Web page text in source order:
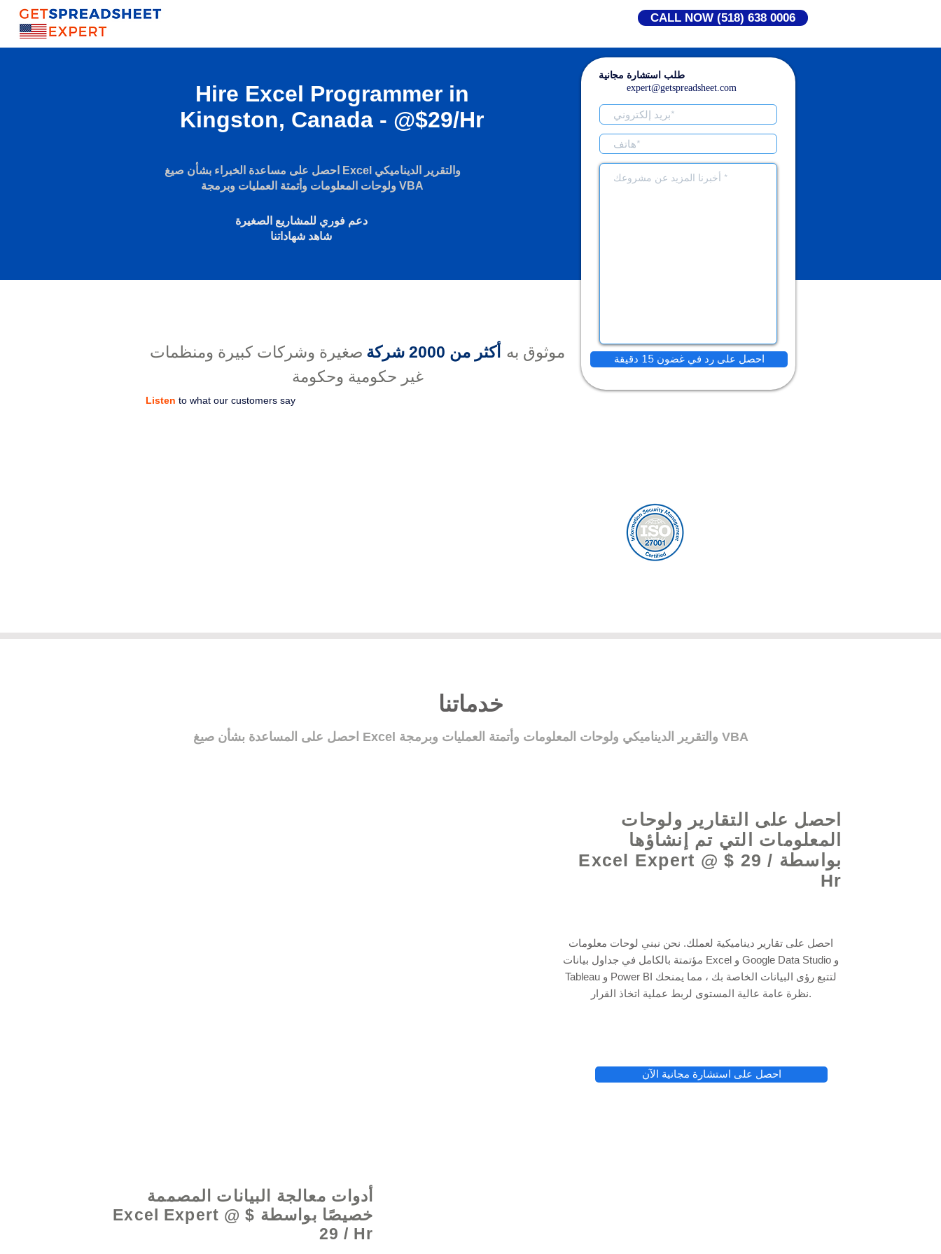
CALL NOW (518) 638 0006
Hire Excel Programmer in
Kingston, Canada - @$29/Hr
احصل على مساعدة الخبراء بشأن صيغ Excel والتقرير الديناميكي
ولوحات المعلومات وأتمتة العمليات وبرمجة VBA
دعم فوري للمشاريع الصغيرة
شاهد شهاداتنا
موثوق به أكثر من 2000 شركة
صغيرة وشركات كبيرة ومنظمات
غير حكومية وحكومة
Listen to what our customers say
طلب استشارة مجانية
expert@getspreadsheet.com
احصل على رد في غضون 15 دقيقة
خدماتنا
احصل على المساعدة بشأن صيغ Excel والتقرير الديناميكي ولوحات المعلومات وأتمتة العمليات وبرمجة VBA
احصل على التقارير ولوحات
المعلومات التي تم إنشاؤها
بواسطة Excel Expert @ $ 29 /
Hr
احصل على تقارير ديناميكية لعملك. نحن نبني لوحات معلومات
مؤتمتة بالكامل في جداول بيانات Excel و Google Data Studio و
Tableau و Power BI لتتبع رؤى البيانات الخاصة بك ، مما يمنحك
نظرة عامة عالية المستوى لربط عملية اتخاذ القرار.
احصل على استشارة مجانية الآن
أدوات معالجة البيانات المصممة
خصيصًا بواسطة Excel Expert @ $
29 / Hr